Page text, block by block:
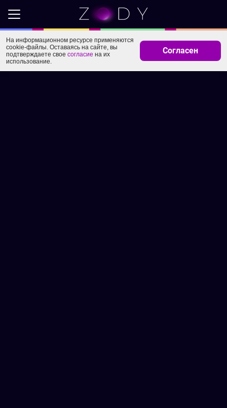
На информационном ресурсе применяются
cookie-файлы. Оставаясь на сайте, вы
подтверждаете свое согласие на их
использование.
Согласен